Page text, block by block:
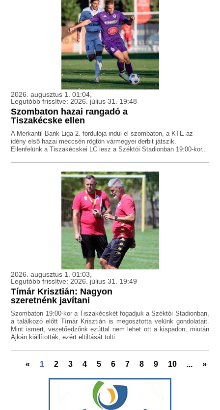
2026. augusztus 1. 01:04,
Legutóbb frissítve: 2026. július 31. 19:48
Szombaton hazai rangadó a
Tiszakécske ellen
A Merkantil Bank Liga 2. fordulója indul el szombaton, a KTE az
idény első hazai meccsén rögtön vármegyei derbit játszik.
Ellenfelünk a Tiszakécskei LC lesz a Széktói Stadionban 19:00-kor..
2026. augusztus 1. 01:03,
Legutóbb frissítve: 2026. július 31. 19:49
Tímár Krisztián: Nagyon
szeretnénk javítani
Szombaton 19:00-kor a Tiszakécskét fogadjuk a Széktói Stadionban,
a találkozó előtt Tímár Krisztián is megosztotta velünk gondolatait.
Mint ismert, vezetőedzőnk ezúttal nem lehet ott a kispadon, miután
Ajkán kiállították, ezért eltiltását tölti.
« 1 2 3 4 5 6 7 8 9 10 ... »